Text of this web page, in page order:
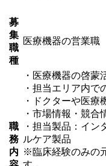
募
集
職
種
医療機器の営業職
職
務
内
・医療機器の啓蒙
・担当エリア内で
・ドクターや医療
・市場情報・競合
・担当製品：イン
ルケア製品
※臨床経験のみの